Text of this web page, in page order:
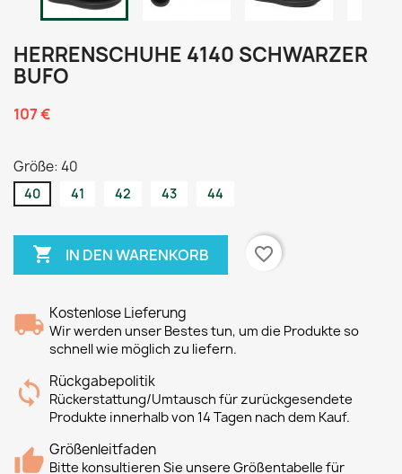
HERRENSCHUHE 4140 SCHWARZER
BUFO
107 €
Größe: 40
40 41 42 43 44
 IN DEN WARENKORB favorite_border
Kostenlose Lieferung
Wir werden unser Bestes tun, um die Produkte so
schnell wie möglich zu liefern.
Rückgabepolitik
Rückerstattung/Umtausch für zurückgesendete
Produkte innerhalb von 14 Tagen nach dem Kauf.
Größenleitfaden
Bitte konsultieren Sie unsere Größentabelle für